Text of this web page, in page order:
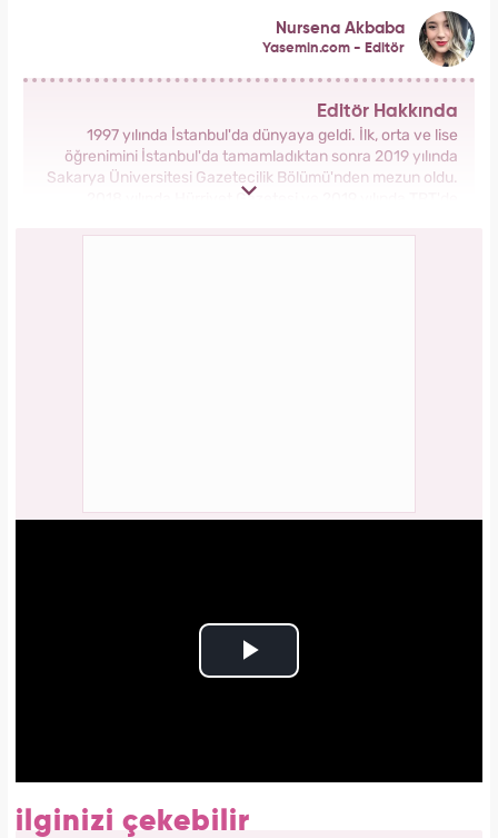
Nursena Akbaba
Yasemin.com - Editör
Editör Hakkında
1997 yılında İstanbul'da dünyaya geldi. İlk, orta ve lise
öğrenimini İstanbul'da tamamladıktan sonra 2019 yılında
Sakarya Üniversitesi Gazetecilik Bölümü'nden mezun oldu.
2018 yılında Hürriyet Gazetesi ve 2019 yılında TRT'de
Grubu bünyesinde yer alan Yasemin.com'da İçerik Editörü
ilginizi çekebilir